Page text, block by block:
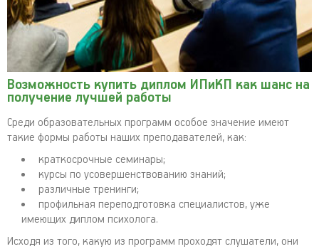
Возможность купить диплом ИПиКП как шанс на
получение лучшей работы
Среди образовательных программ особое значение имеют
такие формы работы наших преподавателей, как:
краткосрочные семинары;
курсы по усовершенствованию знаний;
различные тренинги;
профильная переподготовка специалистов, уже
имеющих диплом психолога.
Исходя из того, какую из программ проходят слушатели, они